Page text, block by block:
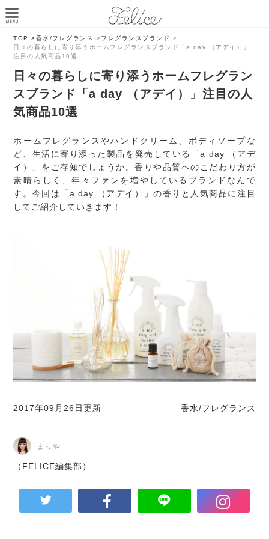
TOP >香水/フレグランス >フレグランスブランド
>
日々の暮らしに寄り添うホームフレグランスブランド「a day （アデイ）」
注目の人気商品10選
日々の暮らしに寄り添うホームフレグラン
スブランド「a day （アデイ）」注目の人
気商品10選
ホームフレグランスやハンドクリーム、ボディソープな
ど、生活に寄り添った製品を発売している「a day （アデ
イ）」をご存知でしょうか。香りや品質へのこだわり方が
素晴らしく、年々ファンを増やしているブランドなんで
す。今回は「a day （アデイ）」の香りと人気商品に注目
してご紹介していきます！
2017年09月26日更新 香水/フレグランス
まりや
（FELICE編集部）